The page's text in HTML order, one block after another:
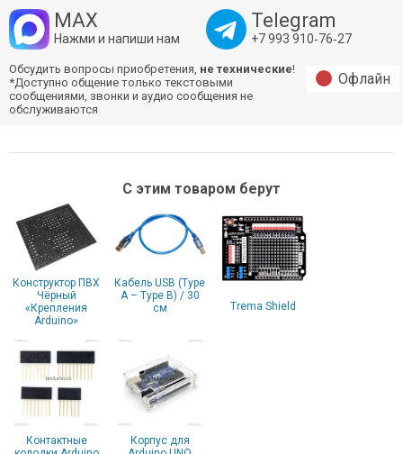
MAX
Нажми и напиши нам
Telegram
+7 993 910‑76‑27
Обсудить вопросы приобретения, не технические!
*Доступно общение только текстовыми
сообщениями, звонки и аудио сообщения не
обслуживаются
Офлайн
С этим товаром берут
Конструктор ПВХ
Чёрный
«Крепления
Arduino»
Кабель USB (Type
A – Type B) / 30
cм
Trema Shield
Контактные
Корпус для